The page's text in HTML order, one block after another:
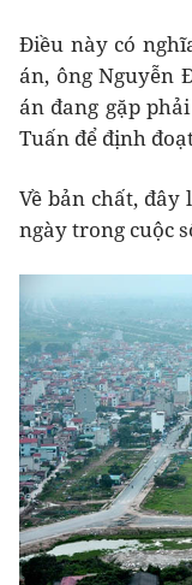
Điều này có
án, ông Nguyễn
án đang gặp
Tuấn để định
Về bản chất,
ngày trong cuộc